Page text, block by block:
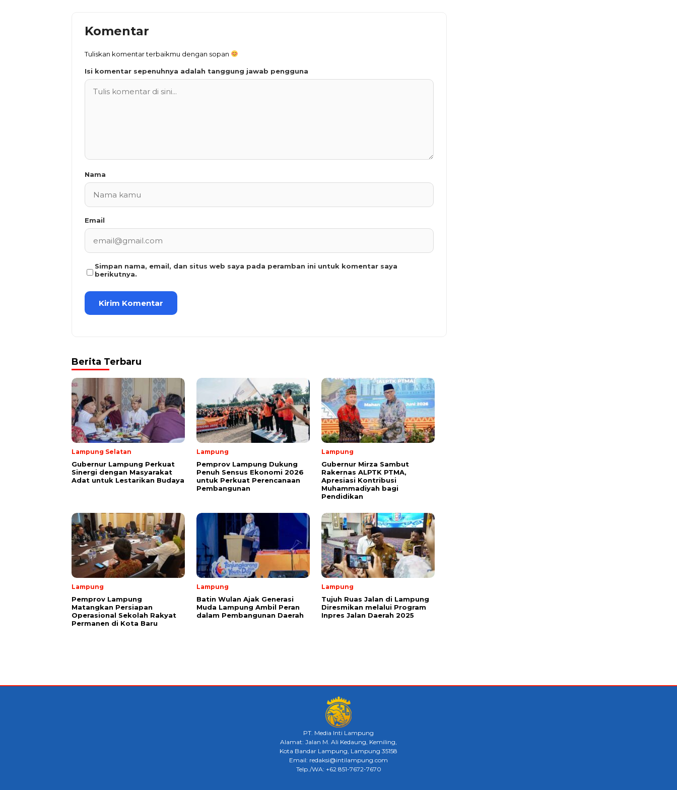
Komentar
Tuliskan komentar terbaikmu dengan sopan
Isi komentar sepenuhnya adalah tanggung jawab pengguna
Nama
Email
Simpan nama, email, dan situs web saya pada peramban ini untuk komentar saya
berikutnya.
Berita Terbaru
Lampung Selatan
Gubernur Lampung Perkuat
Sinergi dengan Masyarakat
Adat untuk Lestarikan Budaya
Lampung
Pemprov Lampung Dukung
Penuh Sensus Ekonomi 2026
untuk Perkuat Perencanaan
Pembangunan
Lampung
Gubernur Mirza Sambut
Rakernas ALPTK PTMA,
Apresiasi Kontribusi
Muhammadiyah bagi
Pendidikan
Lampung
Pemprov Lampung
Matangkan Persiapan
Operasional Sekolah Rakyat
Permanen di Kota Baru
Lampung
Batin Wulan Ajak Generasi
Muda Lampung Ambil Peran
dalam Pembangunan Daerah
Lampung
Tujuh Ruas Jalan di Lampung
Diresmikan melalui Program
Inpres Jalan Daerah 2025
PT. Media Inti Lampung
Alamat: Jalan M. Ali Kedaung, Kemiling,
Kota Bandar Lampung, Lampung 35158
Email: redaksi@intilampung.com
Telp./WA: +62 851-7672-7670